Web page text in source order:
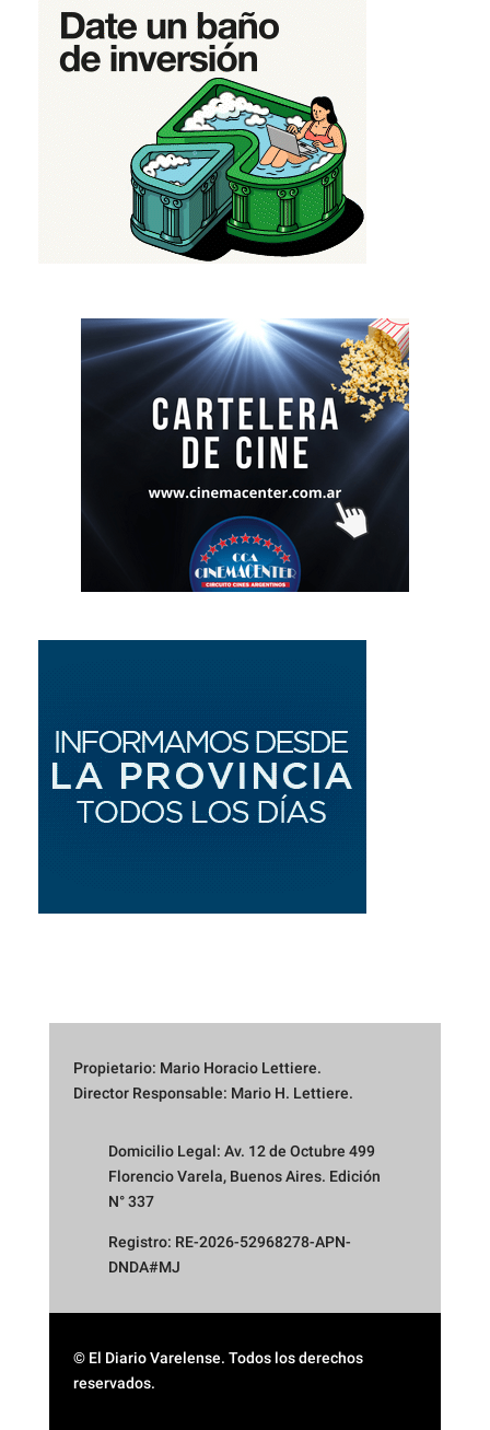
Propietario: Mario Horacio Lettiere.
Director Responsable: Mario H. Lettiere.
Domicilio Legal: Av. 12 de Octubre 499
Florencio Varela, Buenos Aires. Edición
N° 337
Registro: RE-2026-52968278-APN-
DNDA#MJ
© El Diario Varelense. Todos los derechos
reservados.